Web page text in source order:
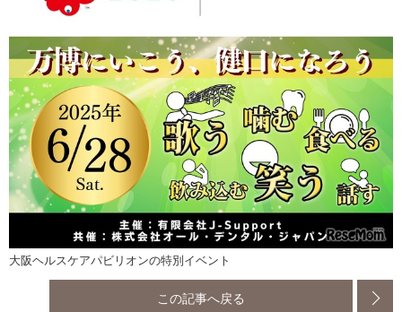
大阪ヘルスケアパビリオンの特別イベント
この記事へ戻る